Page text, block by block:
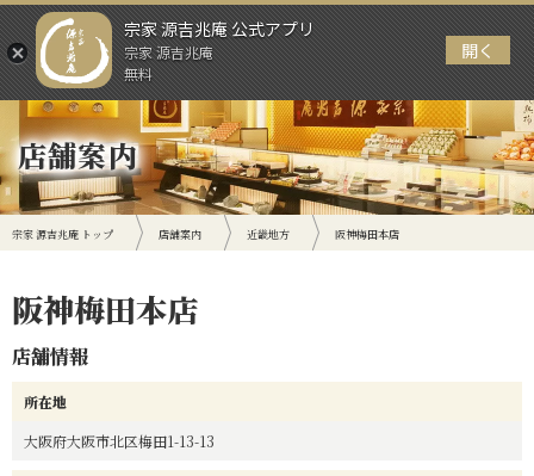
宗家 源吉兆庵 公式アプリ
宗家 源吉兆庵
無料
開く
メニュー
店舗案内
宗家 源吉兆庵 トップ 店舗案内 近畿地方 阪神梅田本店
阪神梅田本店
店舗情報
所在地
大阪府大阪市北区梅田1-13-13